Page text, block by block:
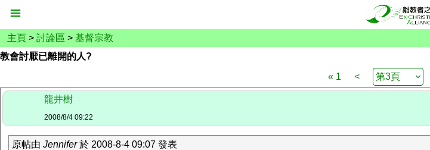
主頁 > 討論區 > 基督宗教
教會討厭已離開的人?
« 1
<
龍井樹
2008/8/4 09:22
原帖由 Jennifer於 2008-8-4 09:07 發表